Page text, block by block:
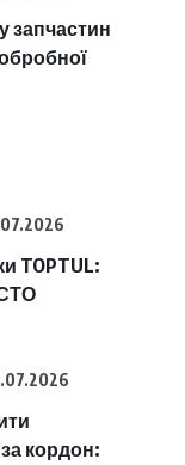
запчастин
TOPTUL:
кордон: